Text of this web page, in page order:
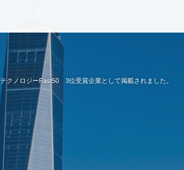
クノロジーFast50 3位受賞企業として掲載されました。